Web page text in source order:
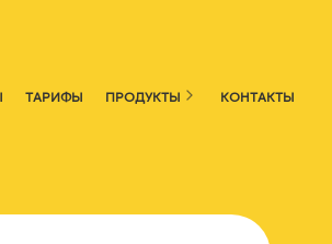
ТАРИФЫ ПРОДУКТЫ КОНТАКТЫ